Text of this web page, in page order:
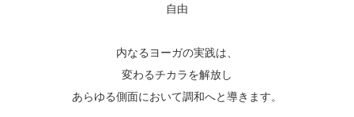
自由
内なるヨーガの実践は、
変わるチカラを解放し
あらゆる側面において調和へと導きます。